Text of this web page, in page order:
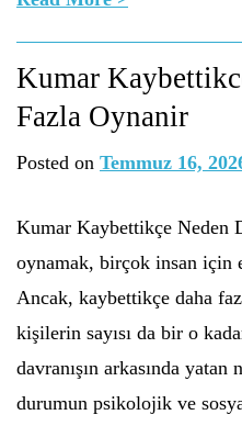
Kumar
Fazla Oynanir
Posted on Temmuz 16,
Kumar Kaybettikçe Neden
oynamak, birçok insan
Ancak, kaybettikçe daha
kişilerin sayısı da bir o
davranışın arkasında
durumun psikolojik ve